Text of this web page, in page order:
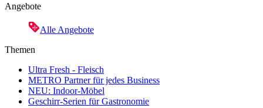
Angebote
Alle Angebote
Themen
Ultra Fresh - Fleisch
METRO Partner für jedes Business
NEU: Indoor-Möbel
Geschirr-Serien für Gastronomie